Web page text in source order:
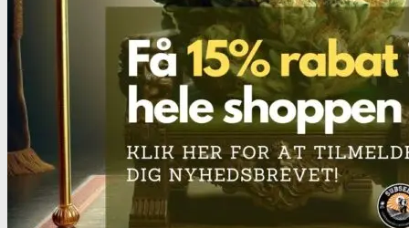
Oplev alle vores tests her